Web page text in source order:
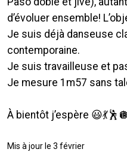
d’évoluer ensemble!
Je suis déjà danseuse
contemporaine.
Je suis travailleuse et
Je mesure 1m57 sans
À bientôt j’espère 😃💃🕺🪩
Mis à jour le 3 février